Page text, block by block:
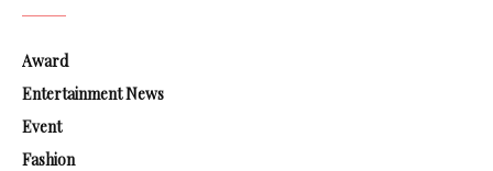
Award
Entertainment News
Event
Fashion